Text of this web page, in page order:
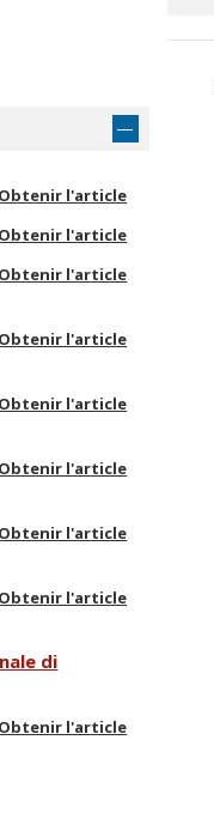
Obtenir l'article
Obtenir l'article
Obtenir l'article
Obtenir l'article
Obtenir l'article
Obtenir l'article
Obtenir l'article
Obtenir l'article
di
Obtenir l'article